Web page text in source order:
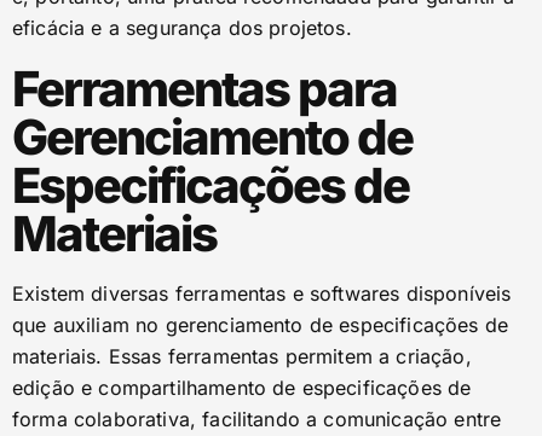
eficácia e a segurança dos projetos.
Ferramentas para
Gerenciamento de
Especificações de
Materiais
Existem diversas ferramentas e softwares disponíveis
que auxiliam no gerenciamento de especificações de
materiais. Essas ferramentas permitem a criação,
edição e compartilhamento de especificações de
forma colaborativa, facilitando a comunicação entre